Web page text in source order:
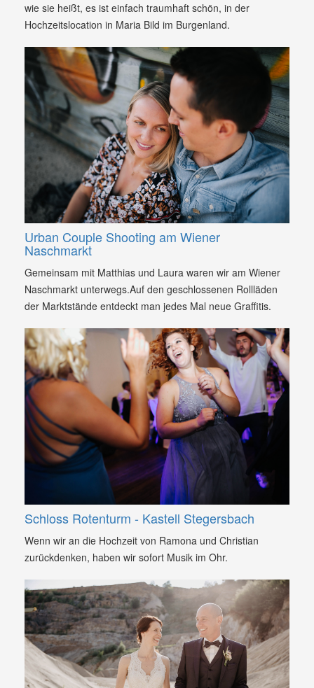
wie sie heißt, es ist einfach traumhaft schön, in der
Hochzeitslocation in Maria Bild im Burgenland.
Urban Couple Shooting am Wiener
Naschmarkt
Gemeinsam mit Matthias und Laura waren wir am Wiener
Naschmarkt unterwegs.Auf den geschlossenen Rollläden
der Marktstände entdeckt man jedes Mal neue Graffitis.
Schloss Rotenturm - Kastell Stegersbach
Wenn wir an die Hochzeit von Ramona und Christian
zurückdenken, haben wir sofort Musik im Ohr.